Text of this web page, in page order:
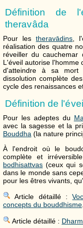
Définition de
theravâda
Pour lestheravādins ,
réalisation des quatre
réveiller du cauchemar
L'éveil autorise l'homme
d'atteindre à sa
dissolution complète
cycle des renaissances
Définition de
Pour les adeptes du
avec la sagesse et la
Bouddha (la nature
À l'endroit où le
complète et
bodhisattvas (ceux qui
dans le monde sans
pour les êtres vivants,
Article détaillé :
concepts du bouddhisme.
Article détaillé :